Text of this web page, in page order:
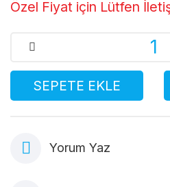
Özel Fiyat için Lütfen
SEPETE EKLE
Yorum Yaz